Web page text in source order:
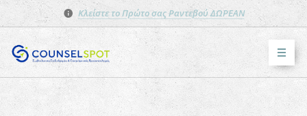
Κλείστε το Πρώτο σας Ραντεβού ΔΩΡΕΑΝ